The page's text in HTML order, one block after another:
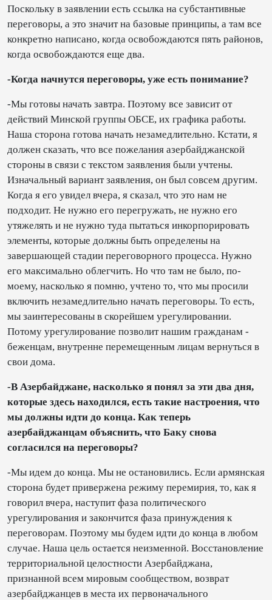
Поскольку в заявлении есть ссылка на субстантивные
переговоры, а это значит на базовые принципы, а там все
конкретно написано, когда освобождаются пять районов,
когда освобождаются еще два.
-Когда начнутся переговоры, уже есть понимание?
-Мы готовы начать завтра. Поэтому все зависит от
действий Минской группы ОБСЕ, их графика работы.
Наша сторона готова начать незамедлительно. Кстати, я
должен сказать, что все пожелания азербайджанской
стороны в связи с текстом заявления были учтены.
Изначальный вариант заявления, он был совсем другим.
Когда я его увидел вчера, я сказал, что это нам не
подходит. Не нужно его перегружать, не нужно его
утяжелять и не нужно туда пытаться инкорпорировать
элементы, которые должны быть определены на
завершающей стадии переговорного процесса. Нужно
его максимально облегчить. Но что там не было, по-
моему, насколько я помню, учтено то, что мы просили
включить незамедлительно начать переговоры. То есть,
мы заинтересованы в скорейшем урегулировании.
Потому урегулирование позволит нашим гражданам -
беженцам, внутренне перемещенным лицам вернуться в
свои дома.
-В Азербайджане, насколько я понял за эти два дня,
которые здесь находился, есть такие настроения, что
мы должны идти до конца. Как теперь
азербайджанцам объяснить, что Баку снова
согласился на переговоры?
-Мы идем до конца. Мы не остановились. Если армянская
сторона будет привержена режиму перемирия, то, как я
говорил вчера, наступит фаза политического
урегулирования и закончится фаза принуждения к
переговорам. Поэтому мы будем идти до конца в любом
случае. Наша цель остается неизменной. Восстановление
территориальной целостности Азербайджана,
признанной всем мировым сообществом, возврат
азербайджанцев в места их первоначального